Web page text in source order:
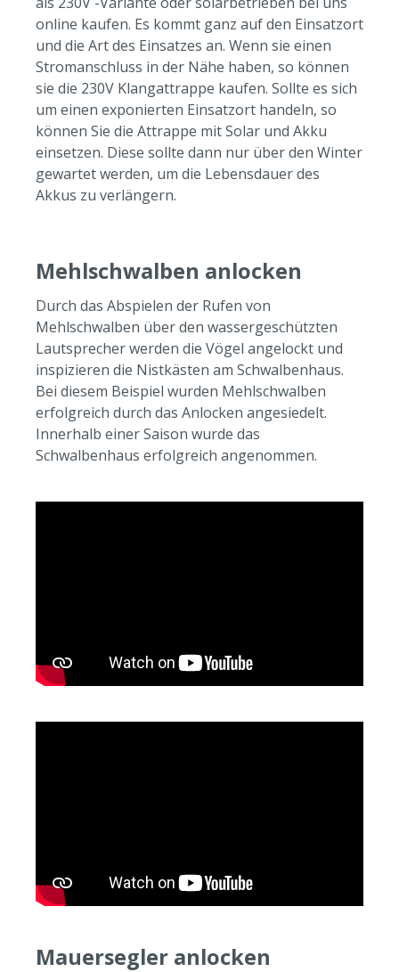
online kaufen. Es kommt ganz auf den Einsatzort
und die Art des Einsatzes an. Wenn sie einen
Stromanschluss in der Nähe haben, so können
sie die 230V Klangattrappe kaufen. Sollte es sich
um einen exponierten Einsatzort handeln, so
können Sie die Attrappe mit Solar und Akku
einsetzen. Diese sollte dann nur über den Winter
gewartet werden, um die Lebensdauer des
Akkus zu verlängern.
Mehlschwalben anlocken
Durch das Abspielen der Rufen von
Mehlschwalben über den wassergeschützten
Lautsprecher werden die Vögel angelockt und
inspizieren die Nistkästen am Schwalbenhaus.
Bei diesem Beispiel wurden Mehlschwalben
erfolgreich durch das Anlocken angesiedelt.
Innerhalb einer Saison wurde das
Schwalbenhaus erfolgreich angenommen.
Mauersegler anlocken